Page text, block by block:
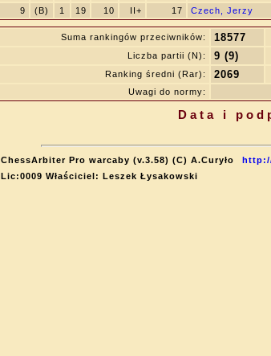
9
(B) 1 19 10 II+ 17 Czech, Jerzy
Suma rankingów przeciwników: 18577
Liczba partii (N): 9 (9)
Ranking średni (Rar): 2069
Uwagi do normy:
Data i
ChessArbiter Pro warcaby (v.3.58) (C) A.Curyło
Lic:0009 Właściciel: Leszek Łysakowski